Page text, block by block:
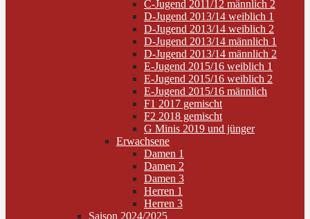
C-Jugend 2011/12 männlich 2
D-Jugend 2013/14 weiblich 1
D-Jugend 2013/14 weiblich 2
D-Jugend 2013/14 männlich 1
D-Jugend 2013/14 männlich 2
E-Jugend 2015/16 weiblich 1
E-Jugend 2015/16 weiblich 2
E-Jugend 2015/16 männlich
F1 2017 gemischt
F2 2018 gemischt
G Minis 2019 und jünger
Erwachsene
Damen 1
Damen 2
Damen 3
Herren 1
Herren 3
Saison 2024/2025